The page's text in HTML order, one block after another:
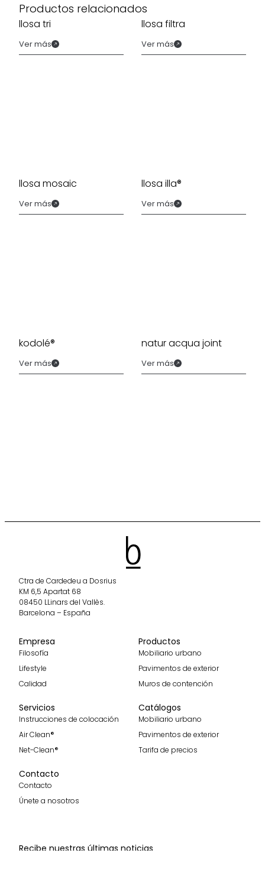
Productos relacionados
llosa tri
Ver más
llosa filtra
Ver más
llosa mosaic
Ver más
llosa illa®
Ver más
kodolé®
Ver más
natur acqua joint
Ver más
Ctra de Cardedeu a Dosrius
KM 6,5 Apartat 68
08450 LLinars del Vallès.
Barcelona – España
Empresa
Filosofía
Lifestyle
Calidad
Productos
Mobiliario urbano
Pavimentos de exterior
Muros de contención
Servicios
Instrucciones de colocación
Air Clean®
Net-Clean®
Catálogos
Mobiliario urbano
Pavimentos de exterior
Tarifa de precios
Contacto
Contacto
Únete a nosotros
Recibe nuestras últimas noticias